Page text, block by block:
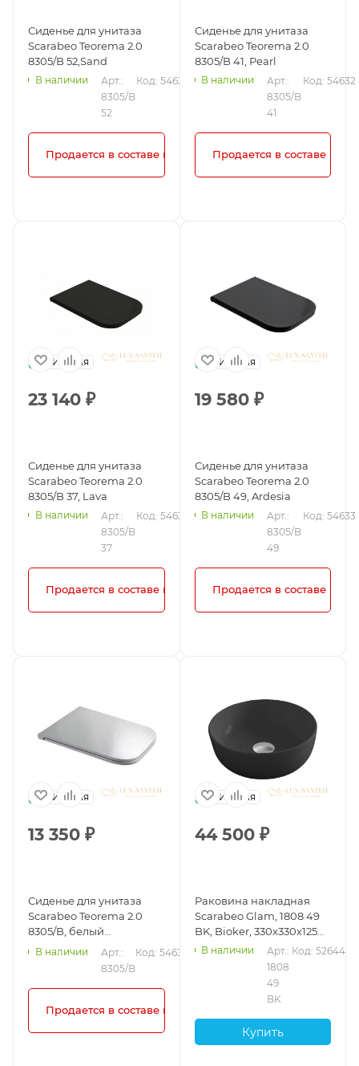
Сиденье для унитаза
Scarabeo Teorema 2.0
8305/B 52,Sand
В наличии
Арт.:
8305/B
52
Код: 54634
Продается в составе комплекта!
Сиденье для унитаза
Scarabeo Teorema 2.0
8305/B 41, Pearl
В наличии
Арт.:
8305/B
41
Код: 54632
Продается в составе
Италия
23 140 ₽
Сиденье для унитаза
Scarabeo Teorema 2.0
8305/B 37, Lava
В наличии
Арт.:
8305/B
37
Код: 54631
Продается в составе комплекта!
Италия
19 580₽
Сиденье для унитаза
Scarabeo Teorema 2.0
8305/B 49, Ardesia
В наличии
Арт.:
8305/B
49
Код: 54633
Продается в составе
Италия
13 350 ₽
Сиденье для унитаза
Scarabeo Teorema 2.0
8305/B, белый
глянцевый
В наличии
Арт.:
8305/B
Код: 54635
Продается в составе комплекта!
Италия
44 500₽
Раковина накладная
Scarabeo Glam, 1808 49
BK, Bioker, 330x330x125
без отверстия для
смесителя и без
перелива, Ardesia
В наличии
Арт.:
1808
49
BK
Код: 52644
Купить